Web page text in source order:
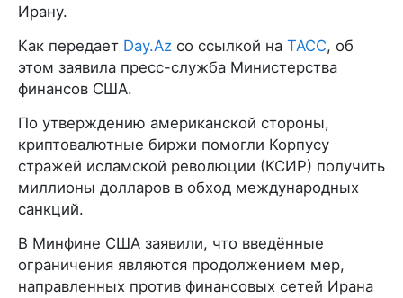
Ирану.
Как передает Day.Az со ссылкой на ТАСС, об
этом заявила пресс-служба Министерства
финансов США.
По утверждению американской стороны,
криптовалютные биржи помогли Корпусу
стражей исламской революции (КСИР) получить
миллионы долларов в обход международных
санкций.
В Минфине США заявили, что введённые
ограничения являются продолжением мер,
направленных против финансовых сетей Ирана